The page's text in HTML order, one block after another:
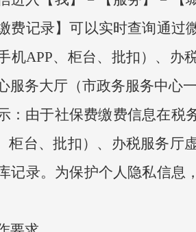
费记录】可以实时查询通过
机APP、柜台、批扣）、办
服务大厅（市政务服务中心
：由于社保费缴费信息在税
柜台、批扣）、办税服务
记录。为保护个人隐私信息